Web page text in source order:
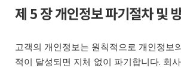
제 5 장 개인정보 파기절차 및
고객의 개인정보는 원칙적으로 개인정보
적이 달성되면 지체 없이 파기합니다. 회